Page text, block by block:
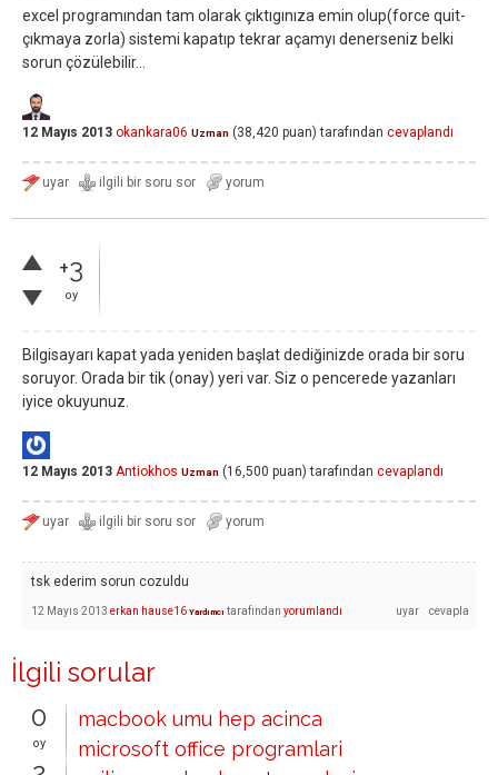
excel programından tam olarak çıktıgınıza emin olup(force quit-
çıkmaya zorla) sistemi kapatıp tekrar açamyı denerseniz belki
sorun çözülebilir...
12 Mayıs 2013 okankara06 Uzman (38,420 puan) tarafından cevaplandı
+3
oy
Bilgisayarı kapat yada yeniden başlat dediğinizde orada bir soru
soruyor. Orada bir tik (onay) yeri var. Siz o pencerede yazanları
iyice okuyunuz.
12 Mayıs 2013 Antiokhos Uzman (16,500 puan) tarafından cevaplandı
tsk ederim sorun cozuldu
12 Mayıs 2013 erkan hause16 Yardımcı tarafından yorumlandı
İlgili sorular
0
oy
macbook umu hep acinca
microsoft office programlari